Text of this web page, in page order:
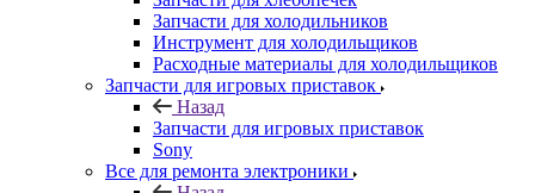
Запчасти для холодильников
Инструмент для холодильщиков
Расходные материалы для холодильщиков
Запчасти для игровых приставок
Назад
Запчасти для игровых приставок
Sony
Все для ремонта электроники